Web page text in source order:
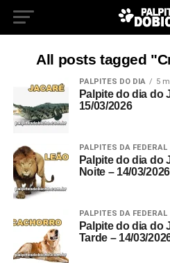
All posts tagged
PALPITES DO DIA 5
Palpite do dia do
15/03/2026
PALPITES DA FEDERAL
Palpite do dia do
Noite – 14/03/2026
PALPITES DA FEDERAL
Palpite do dia do
Tarde – 14/03/